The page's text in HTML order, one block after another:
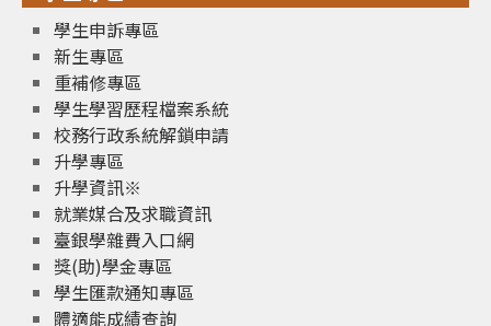
學生申訴專區
新生專區
重補修專區
學生學習歷程檔案系統
校務行政系統解鎖申請
升學專區
升學資訊※
就業媒合及求職資訊
臺銀學雜費入口網
獎(助)學金專區
學生匯款通知專區
體適能成績查詢